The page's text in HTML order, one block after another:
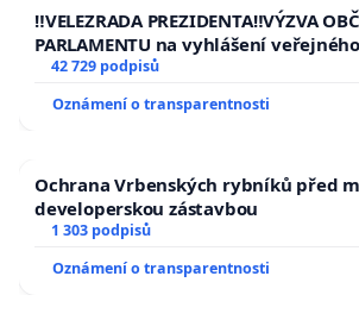
republiky
‼️VELEZRADA PREZIDENTA‼️VÝZVA
PARLAMENTU na vyhlášení
144 jednacího řádu Senátu k návrhu
usnesení k podání ústavní žaloby na
republiky
42 729 podpisů
Oznámení o transparentnosti
Ochrana Vrbenských rybníků před
developerskou zástavbou
1 303 podpisů
Oznámení o transparentnosti